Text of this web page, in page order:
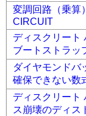
変調回路（乗
CIRCUIT
ディスクリート
ブートストラ
ダイヤモンド
確保できない数
ディスクリート
ス崩壊のディス